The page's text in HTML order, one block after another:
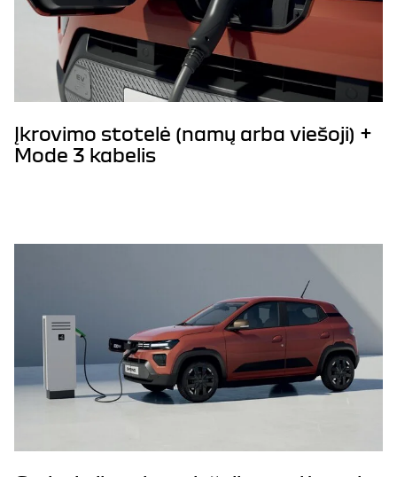
Įkrovimo stotelė (namų arba viešoji) +
Mode 3 kabelis